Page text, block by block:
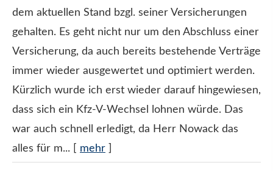
dem aktuellen Stand bzgl. seiner Versicherungen
gehalten. Es geht nicht nur um den Abschluss einer
Versicherung, da auch bereits bestehende Verträge
immer wieder ausgewertet und optimiert werden.
Kürzlich wurde ich erst wieder darauf hingewiesen,
dass sich ein Kfz-V-Wechsel lohnen würde. Das
war auch schnell erledigt, da Herr Nowack das
alles für m...
mehr